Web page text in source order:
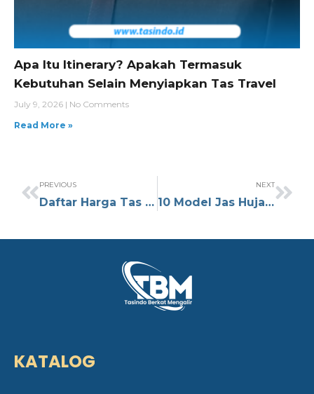
Apa Itu Itinerary? Apakah Termasuk
Kebutuhan Selain Menyiapkan Tas Travel
July 9, 2026
No Comments
Read More »
PREVIOUS
Daftar Harga Tas Everbest Original Yang Berkualitas Apa Aja Kira Kira Mari Simak Jangan Ketinggalan
NEXT
10 Model Jas Hujan Ransel Terbaik untuk Musim Hujan
KATALOG